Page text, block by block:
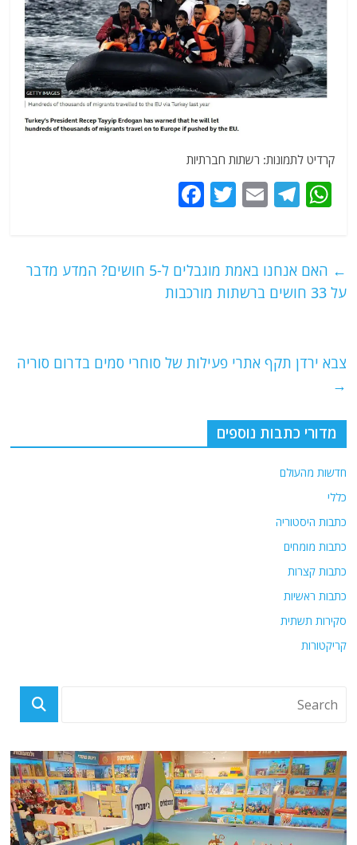
קרדיט לתמונות: רשתות חברתיות
W
s
A
T
g
ra
E
l
T
er
e
b
k
←
האם אנחנו באמת מוגבלים ל-5 חושים? המדע מדבר
על 33 חושים ברשתות מורכבות
צבא ירדן תקף אתרי פעילות של סוחרי סמים בדרום סוריה
→
מדורי כתבות נוספים
חדשות מהעולם
כללי
כתבות היסטוריה
כתבות מומחים
כתבות קצרות
כתבות ראשיות
סקירות תשתית
קריקטורות